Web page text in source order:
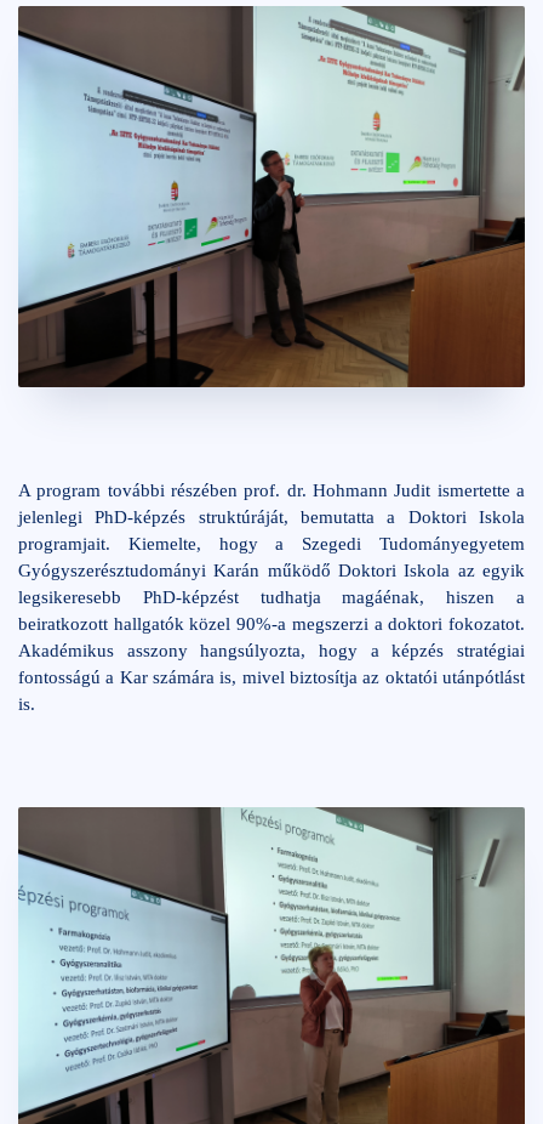
A program további részében prof. dr. Hohmann Judit ismertette a
jelenlegi PhD-képzés struktúráját, bemutatta a Doktori Iskola
programjait. Kiemelte, hogy a Szegedi Tudományegyetem
Gyógyszerésztudományi Karán működő Doktori Iskola az egyik
legsikeresebb PhD-képzést tudhatja magáénak, hiszen a
beiratkozott hallgatók közel 90%-a megszerzi a doktori fokozatot.
Akadémikus asszony hangsúlyozta, hogy a képzés stratégiai
fontosságú a Kar számára is, mivel biztosítja az oktatói utánpótlást
is.